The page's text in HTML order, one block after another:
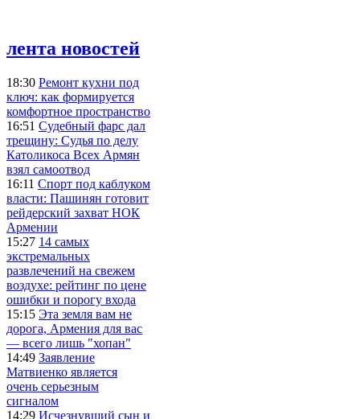
лента новостей
18:30 Ремонт кухни под
ключ: как формируется
комфортное пространство
16:51 Судебный фарс дал
трещину: Судья по делу
Католикоса Всех Армян
взял самоотвод
16:11 Спорт под каблуком
власти: Пашинян готовит
рейдерский захват НОК
Армении
15:27 14 самых
экстремальных
развлечений на свежем
воздухе: рейтинг по цене
ошибки и порогу входа
15:15 Эта земля вам не
дорога, Армения для вас
— всего лишь "хопан"
14:49 Заявление
Матвиенко является
очень серьезным
сигналом
14:29 Исчезнувший сын и